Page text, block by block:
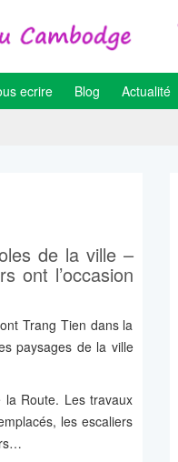
ecrire Blog Actualité
de la ville –
ont l’occasion
Trang Tien dans la
paysages de la ville
la Route. Les travaux
les escaliers